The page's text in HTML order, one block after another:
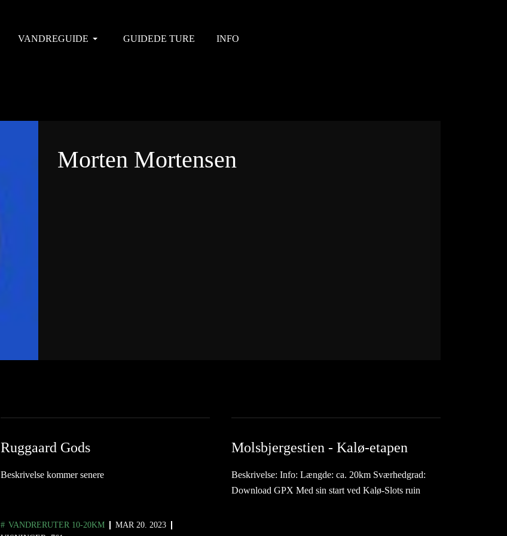
VANDREGUIDE GUIDEDE TURE INFO
Morten Mortensen
Ruggaard Gods
Beskrivelse kommer senere
VANDRERUTER 10-20KM
MAR 20. 2023
Molsbjergestien - Kalø-etapen
Beskrivelse: Info: Længde: ca. 20km Sværhedgrad:
Download GPX Med sin start ved Kalø-Slots ruin